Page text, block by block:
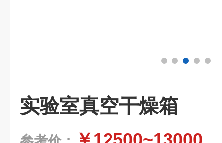
实验室真空干燥箱